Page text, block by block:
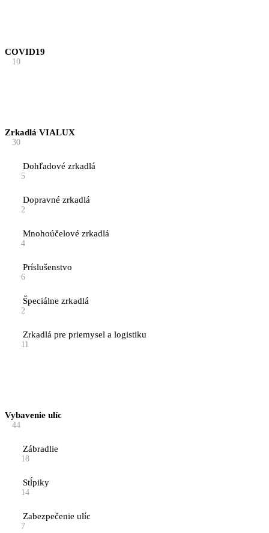
COVID19
10
Zrkadlá VIALUX
30
Dohľadové zrkadlá
5
Dopravné zrkadlá
2
Mnohoúčelové zrkadlá
4
Príslušenstvo
6
Špeciálne zrkadlá
2
Zrkadlá pre priemysel a logistiku
11
Vybavenie ulíc
44
Zábradlie
18
Stĺpiky
14
Zabezpečenie ulíc
7